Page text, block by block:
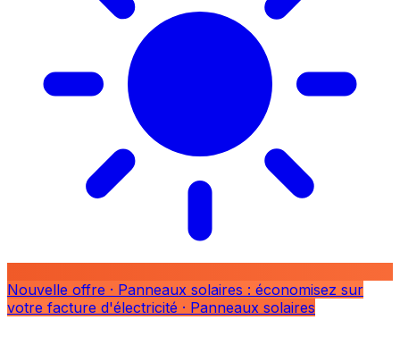
Nouvelle offre · Panneaux solaires : économisez sur
votre facture d'électricité · Panneaux solaires